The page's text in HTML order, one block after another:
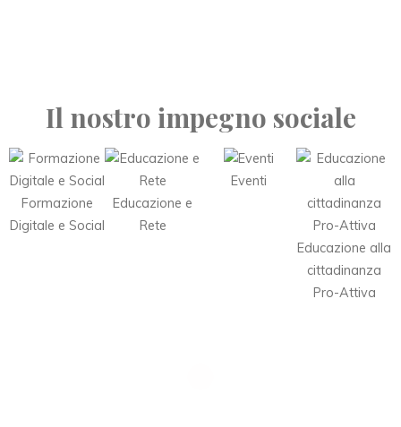
Il nostro impegno sociale
Formazione
Digitale e Social
Educazione e
Rete
Eventi
Educazione alla
cittadinanza
Pro-Attiva